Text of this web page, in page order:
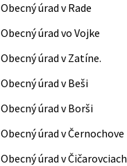
Obecný úrad v Rade
Obecný úrad vo Vojke
Obecný úrad v Zatíne.
Obecný úrad v Beši
Obecný úrad v Borši
Obecný úrad v Černochove
Obecný úrad v Čičarovciach